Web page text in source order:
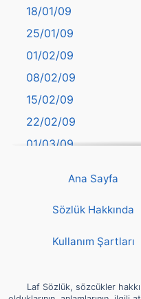
Batman
Bayburt
Bilecik
Bingöl
Bitlis
Bolu
Burdur
Çankırı
Çorum
deyim
18/01/09
25/01/09
01/02/09
08/02/09
15/02/09
22/02/09
01/03/09
22/03/09
Ana Sayfa
Sözlük Hakkında
Kullanım Şartları
Laf Sözlük, sözcükler